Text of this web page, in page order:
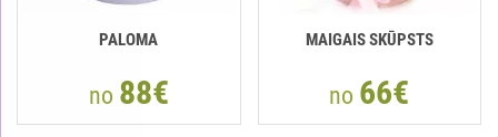
PALOMA
no 88€
MAIGAIS SKŪPSTS
no 66€